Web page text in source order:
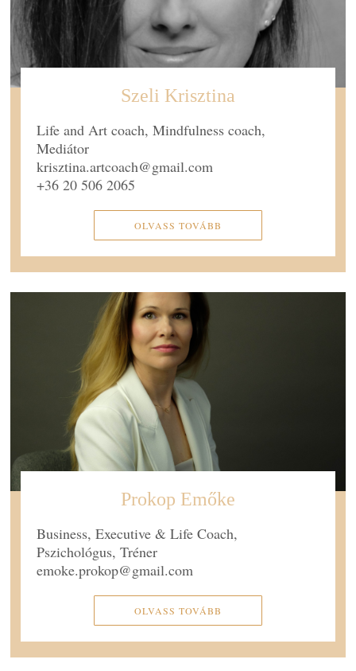
Szeli Krisztina
Life and Art coach, Mindfulness coach,
Mediátor
krisztina.artcoach@gmail.com
+36 20 506 2065
OLVASS TOVÁBB
Prokop Emőke
Business, Executive & Life Coach,
Pszichológus, Tréner
emoke.prokop@gmail.com
OLVASS TOVÁBB